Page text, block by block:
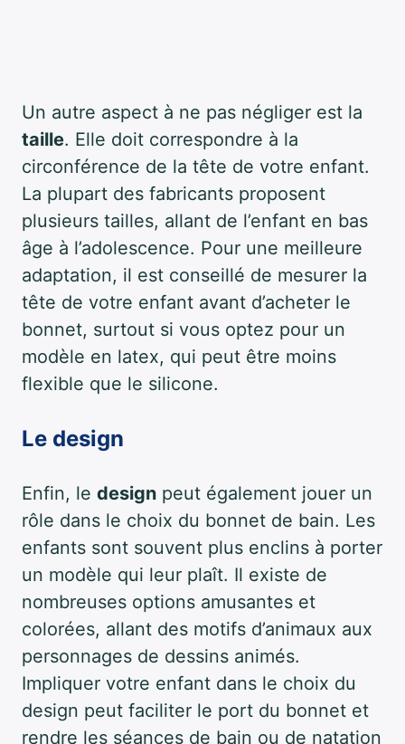
Un autre aspect à ne pas négliger est la
taille. Elle doit correspondre à la
circonférence de la tête de votre enfant.
La plupart des fabricants proposent
plusieurs tailles, allant de l’enfant en bas
âge à l’adolescence. Pour une meilleure
adaptation, il est conseillé de mesurer la
tête de votre enfant avant d’acheter le
bonnet, surtout si vous optez pour un
modèle en latex, qui peut être moins
flexible que le silicone.
Le design
Enfin, le design peut également jouer un
rôle dans le choix du bonnet de bain. Les
enfants sont souvent plus enclins à porter
un modèle qui leur plaît. Il existe de
nombreuses options amusantes et
colorées, allant des motifs d’animaux aux
personnages de dessins animés.
Impliquer votre enfant dans le choix du
design peut faciliter le port du bonnet et
rendre les séances de bain ou de natation